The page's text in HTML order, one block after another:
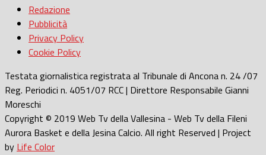
Redazione
Pubblicità
Privacy Policy
Cookie Policy
Testata giornalistica registrata al Tribunale di Ancona n. 24 /07
Reg. Periodici n. 4051/07 RCC | Direttore Responsabile Gianni
Moreschi
Copyright © 2019 Web Tv della Vallesina - Web Tv della Fileni
Aurora Basket e della Jesina Calcio. All right Reserved | Project
by Life Color